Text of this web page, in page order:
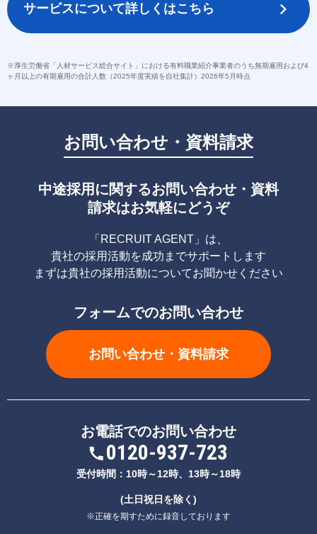
サービスについて詳しくはこちら
※厚生労働省「人材サービス総合サイト」における有料職業紹介事業者のうち無期雇用および4
ヶ月以上の有期雇用の合計人数（2025年度実績を自社集計）2026年5月時点
お問い合わせ・資料請求
中途採用に関するお問い合わせ・資料
請求はお気軽にどうぞ
「RECRUIT AGENT」は、
貴社の採用活動を成功までサポートします
まずは貴社の採用活動についてお聞かせください
フォームでのお問い合わせ
お問い合わせ・資料請求
お電話でのお問い合わせ
0120-937-723
受付時間：10時～12時、13時～18時
(土日祝日を除く)
※正確を期すために録音しております